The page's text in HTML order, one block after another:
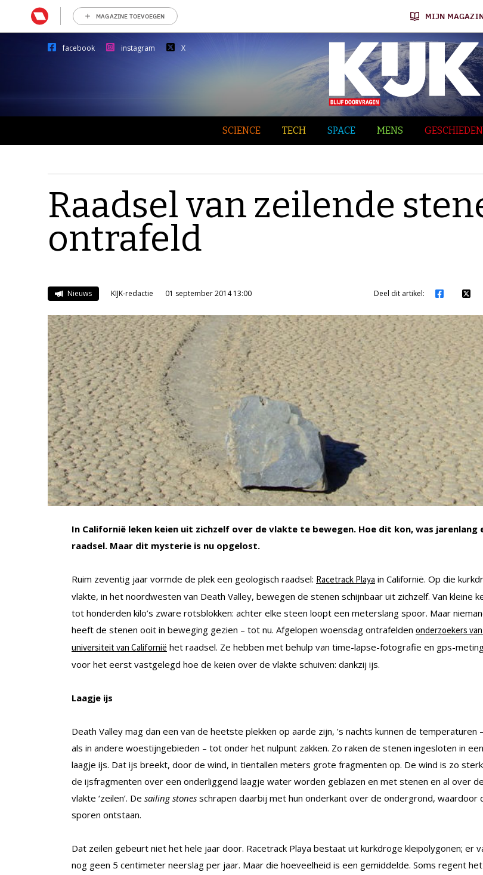
MAGAZINE TOEVOEGEN MIJN
facebook instagram X
SCIENCE TECH SPACE MENS
Raadsel van zeilende
ontrafeld
Nieuws KIJK-redactie 01 september 2014 13:00 Deel dit artikel:
In Californië leken keien uit zichzelf over de vlakte te bewegen. Hoe dit kon, was jarenlang
raadsel. Maar dit mysterie is nu opgelost.
Ruim zeventig jaar vormde de plek een geologisch raadsel: Racetrack Playa in Californië. Op die
vlakte, in het noordwesten van Death Valley, bewegen de stenen schijnbaar uit zichzelf. Van kleine
tot honderden kilo’s zware rotsblokken: achter elke steen loopt een meterslang spoor. Maar
heeft de stenen ooit in beweging gezien – tot nu. Afgelopen woensdag ontrafelden onderzoekers
universiteit van Californië het raadsel. Ze hebben met behulp van time-lapse-fotografie en gps-
voor het eerst vastgelegd hoe de keien over de vlakte schuiven: dankzij ijs.
Laagje ijs
Death Valley mag dan een van de heetste plekken op aarde zijn, ’s nachts kunnen de temperaturen
als in andere woestijngebieden – tot onder het nulpunt zakken. Zo raken de stenen ingesloten in
laagje ijs. Dat ijs breekt, door de wind, in tientallen meters grote fragmenten op. De wind is zo
de ijsfragmenten over een onderliggend laagje water worden geblazen en met stenen en al over de
vlakte ‘zeilen’. De sailing stones schrapen daarbij met hun onderkant over de ondergrond, waardoor
sporen ontstaan.
Dat zeilen gebeurt niet het hele jaar door. Racetrack Playa bestaat uit kurkdroge kleipolygonen; er
nog geen 5 centimeter neerslag per jaar. Maar die hoeveelheid is een gemiddelde. Soms regent